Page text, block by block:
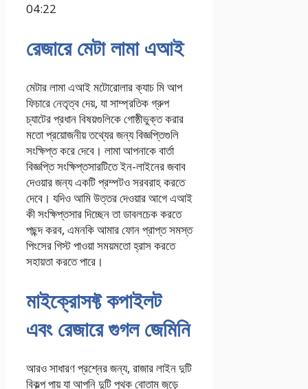
04:22
রেজারে মেটা লামা এআই
মেটার লামা এআই মটোরোলার ক্যাচ মি আপ
ফিচারে নেতৃত্ব দেয়, যা সাম্প্রতিক গ্রুপ
চ্যাটের প্রধান বিষয়গুলিকে গোষ্ঠীভুক্ত করার
মতো প্রয়োজনীয় তথ্যের জন্য বিজ্ঞপ্তিগুলি
সংক্ষিপ্ত করে দেবে। লামা আপনাকে বার্তা
বিজ্ঞপ্তি সংক্ষিপ্তসারটিতে ইন-লাইনের জবাব
দেওয়ার জন্য একটি প্রম্পটও সরবরাহ করতে
দেবে। যদিও আমি উত্তর দেওয়ার আগে এআই
কী সংক্ষিপ্তসার দিচ্ছেন তা ডাবলচেক করতে
পছন্দ করব, এমনকি আমার ফোন প্রাপ্ত সমস্ত
পিংসের গিস্ট পাওয়া সময়মতো হ্রাস করতে
সহায়তা করতে পারে।
মাইক্রোসফ্ট কপাইলট
এবং রেজারে গুগল জেমিনি
আরও সাধারণ প্রশ্নের জন্য, রাজার লাইন দুটি
বিকল্প পায় যা আপনি দুটি পৃথক বোতাম জুড়ে